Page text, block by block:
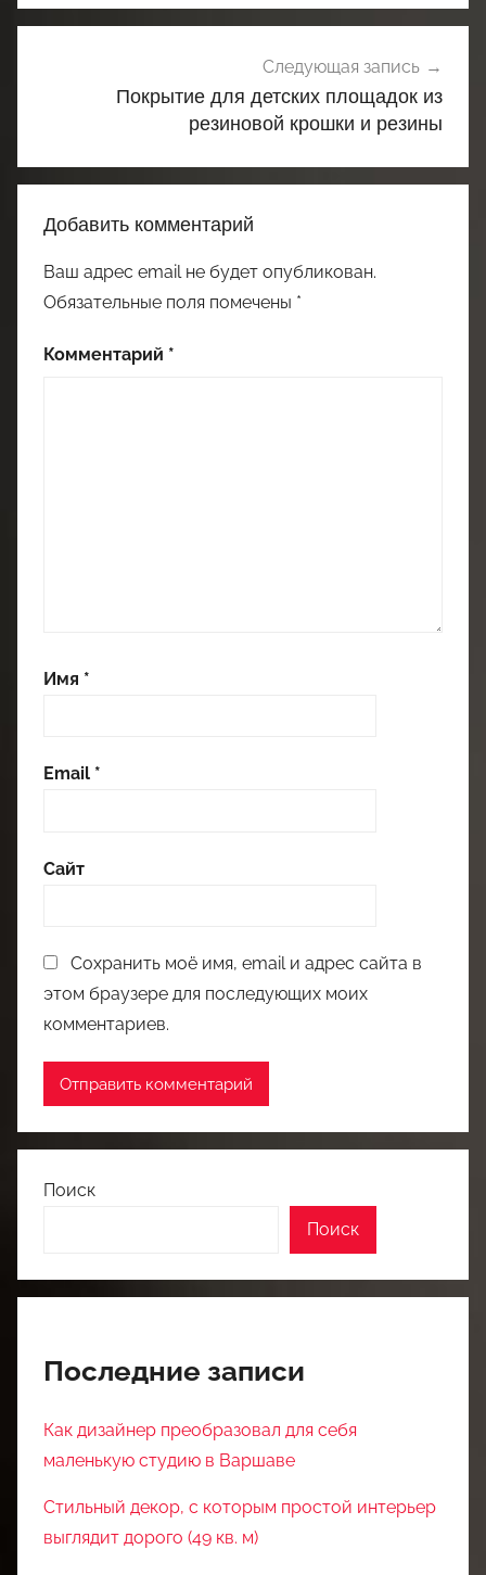
Следующая запись
Покрытие для детских площадок из
резиновой крошки и резины
Добавить комментарий
Ваш адрес email не будет опубликован.
Обязательные поля помечены *
Комментарий *
Имя *
Email *
Сайт
Сохранить моё имя, email и адрес сайта в
этом браузере для последующих моих
комментариев.
Поиск
Поиск
Последние записи
Как дизайнер преобразовал для себя
маленькую студию в Варшаве
Стильный декор, с которым простой интерьер
выглядит дорого (49 кв. м)